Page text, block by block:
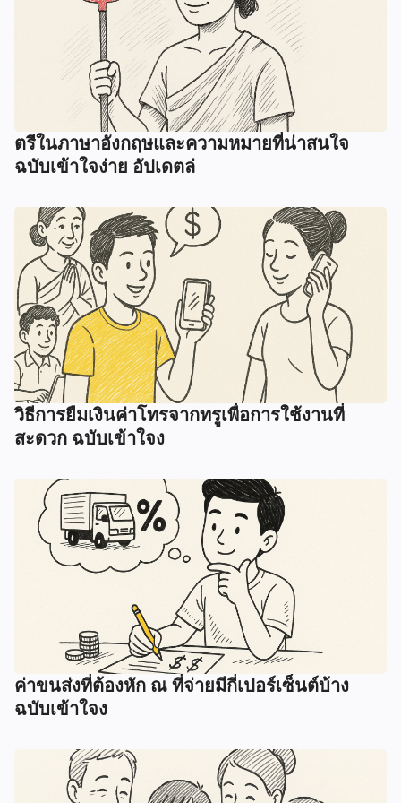
ตรีในภาษาอังกฤษและความหมายที่น่าสนใจ
ฉบับเข้าใจง่าย อัปเดตล่
วิธีการยืมเงินค่าโทรจากทรูเพื่อการใช้งานที่
สะดวก ฉบับเข้าใจง
ค่าขนส่งที่ต้องหัก ณ ที่จ่ายมีกี่เปอร์เซ็นต์บ้าง
ฉบับเข้าใจง